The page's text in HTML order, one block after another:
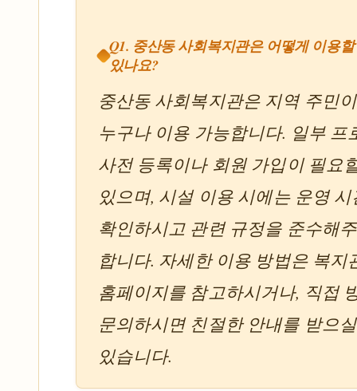
Q1. 중산동 사회복지관은 어떻게 이용
있나요?
중산동 사회복지관은 지역 주민
누구나 이용 가능합니다. 일부 프
사전 등록이나 회원 가입이 필요
있으며, 시설 이용 시에는 운영
확인하시고 관련 규정을 준수해
합니다. 자세한 이용 방법은 복지
홈페이지를 참고하시거나, 직접
문의하시면 친절한 안내를 받으
있습니다.